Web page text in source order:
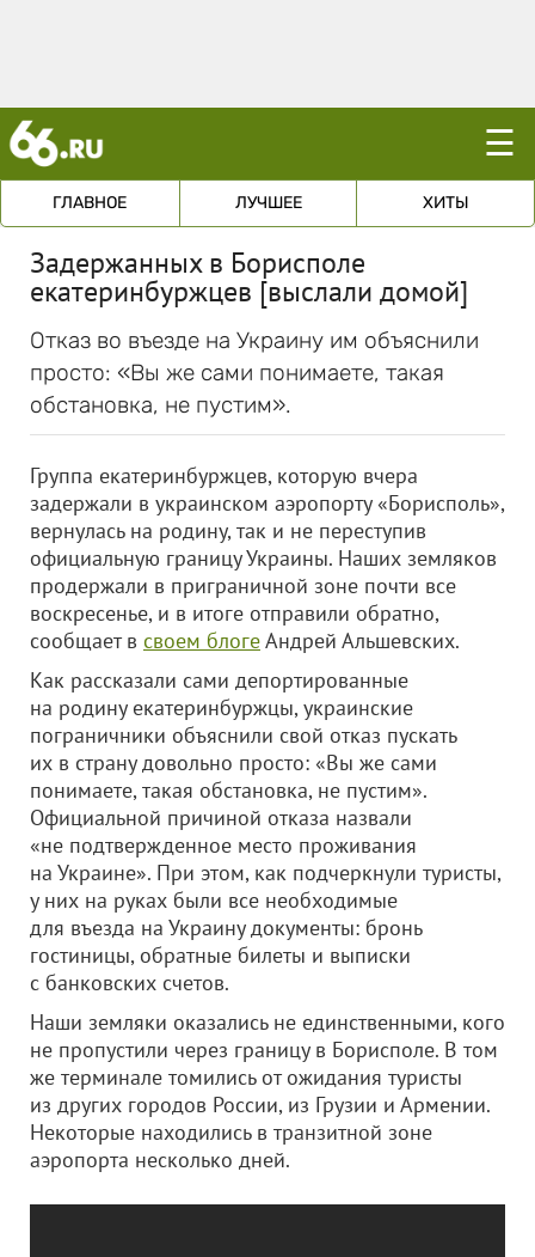
☰
ГЛАВНОЕ ЛУЧШЕЕ ХИТЫ
Задержанных в Борисполе
екатеринбуржцев [выслали домой]
Отказ во въезде на Украину им объяснили
просто: «Вы же сами понимаете, такая
обстановка, не пустим».
Группа екатеринбуржцев, которую вчера
задержали в украинском аэропорту «Борисполь»,
вернулась на родину, так и не переступив
официальную границу Украины. Наших земляков
продержали в приграничной зоне почти все
воскресенье, и в итоге отправили обратно,
сообщает в своем блогеАндрей Альшевских.
Как рассказали сами депортированные
на родину екатеринбуржцы, украинские
пограничники объяснили свой отказ пускать
их в страну довольно просто: «Вы же сами
понимаете, такая обстановка, не пустим».
Официальной причиной отказа назвали
«не подтвержденное место проживания
на Украине». При этом, как подчеркнули туристы,
у них на руках были все необходимые
для въезда на Украину документы: бронь
гостиницы, обратные билеты и выписки
с банковских счетов.
Наши земляки оказались не единственными, кого
не пропустили через границу в Борисполе. В том
же терминале томились от ожидания туристы
из других городов России, из Грузии и Армении.
Некоторые находились в транзитной зоне
аэропорта несколько дней.